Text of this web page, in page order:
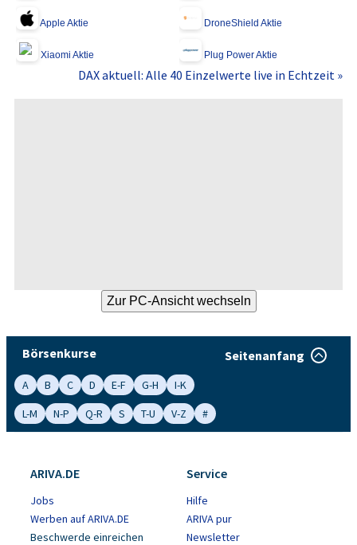
Apple Aktie DroneShield Aktie
Xiaomi Aktie Plug Power Aktie
DAX aktuell: Alle 40 Einzelwerte live in Echtzeit »
Börsenkurse Seitenanfang
A B C D E-F G-H
I-K
L-M
N-P Q-R S T-U V-Z #
ARIVA.DE
Jobs
Werben auf ARIVA.DE
Beschwerde einreichen
Service
Hilfe
ARIVA pur
Newsletter